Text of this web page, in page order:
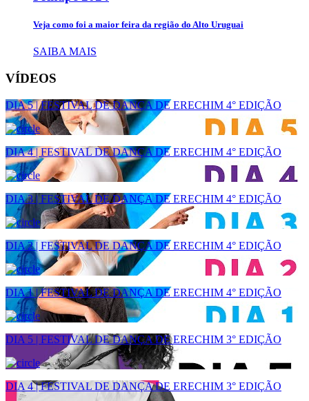
Veja como foi a maior feira da região do Alto Uruguai
SAIBA MAIS
VÍDEOS
DIA 5 | FESTIVAL DE DANÇA DE ERECHIM 4° EDIÇÃO
DIA 4 | FESTIVAL DE DANÇA DE ERECHIM 4° EDIÇÃO
DIA 3 | FESTIVAL DE DANÇA DE ERECHIM 4° EDIÇÃO
DIA 2 | FESTIVAL DE DANÇA DE ERECHIM 4° EDIÇÃO
DIA 1 | FESTIVAL DE DANÇA DE ERECHIM 4° EDIÇÃO
DIA 5 | FESTIVAL DE DANÇA DE ERECHIM 3° EDIÇÃO
DIA 4 | FESTIVAL DE DANÇA DE ERECHIM 3° EDIÇÃO